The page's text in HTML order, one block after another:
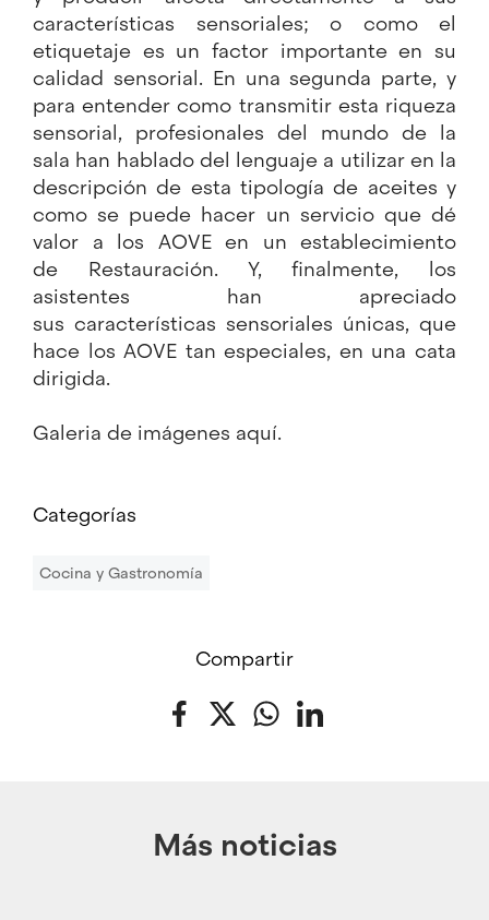
características sensoriales; o como el
etiquetaje es un factor importante en su
calidad sensorial. En unasegunda parte, y
para entender como transmitir esta riqueza
sensorial, profesionales del mundo de la
sala han hablado del lenguaje a utilizar en la
descripciónde esta tipología de aceites y
como se puede hacer un servicio que dé
valor a los AOVE en un establecimiento
de Restauración. Y, finalmente, los
asistentes han apreciado
sus características sensoriales únicas, que
hace los AOVE tan especiales, en una cata
dirigida.
Galeria de imágenes aquí.
Categorías
Cocina y Gastronomía
Compartir
Facebook
Twitter WhatsApp
Más noticias